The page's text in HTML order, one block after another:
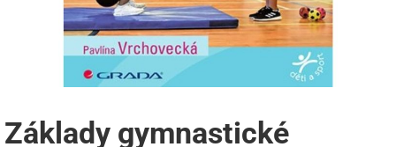
Základy gymnastické